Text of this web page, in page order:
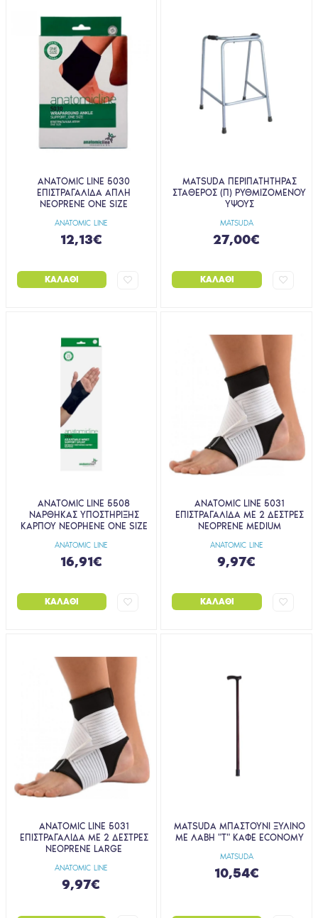
ANATOMIC LINE
ANATOMIC LINE 5030
ΕΠΙΣΤΡΑΓΑΛΙΔΑ ΑΠΛΗ
NEOPRENE ΟΝΕ SIZE
12,13€
ΚΑΛΆΘΙ
MATSUDA
MATSUDA ΠΕΡΙΠΑΤΗΤΗΡΑΣ
ΣΤΑΘΕΡΟΣ (Π) ΡΥΘΜΙΖΟΜΕΝΟΥ
ΥΨΟΥΣ
27,00€
ΚΑΛΆΘΙ
ANATOMIC LINE
ANATOMIC LINE 5508
ΝΑΡΘΗΚΑΣ ΥΠΟΣΤΗΡΙΞΗΣ
ΚΑΡΠΟΥ NEOPHENE ONE SIZE
16,91€
ΚΑΛΆΘΙ
ANATOMIC LINE
ANATOMIC LINE 5031
ΕΠΙΣΤΡΑΓΑΛΙΔΑ ΜΕ 2 ΔΕΣΤΡΕΣ
NEOPRENE ΜEDIUM
9,97€
ΚΑΛΆΘΙ
ANATOMIC LINE
ANATOMIC LINE 5031
ΕΠΙΣΤΡΑΓΑΛΙΔΑ ΜΕ 2 ΔΕΣΤΡΕΣ
NEOPRENE LARGE
9,97€
MATSUDA
MATSUDA ΜΠΑΣΤΟΥΝΙ ΞΥΛΙΝΟ
ΜΕ ΛΑΒΗ "Τ" ΚΑΦΕ ECONOMY
10,54€